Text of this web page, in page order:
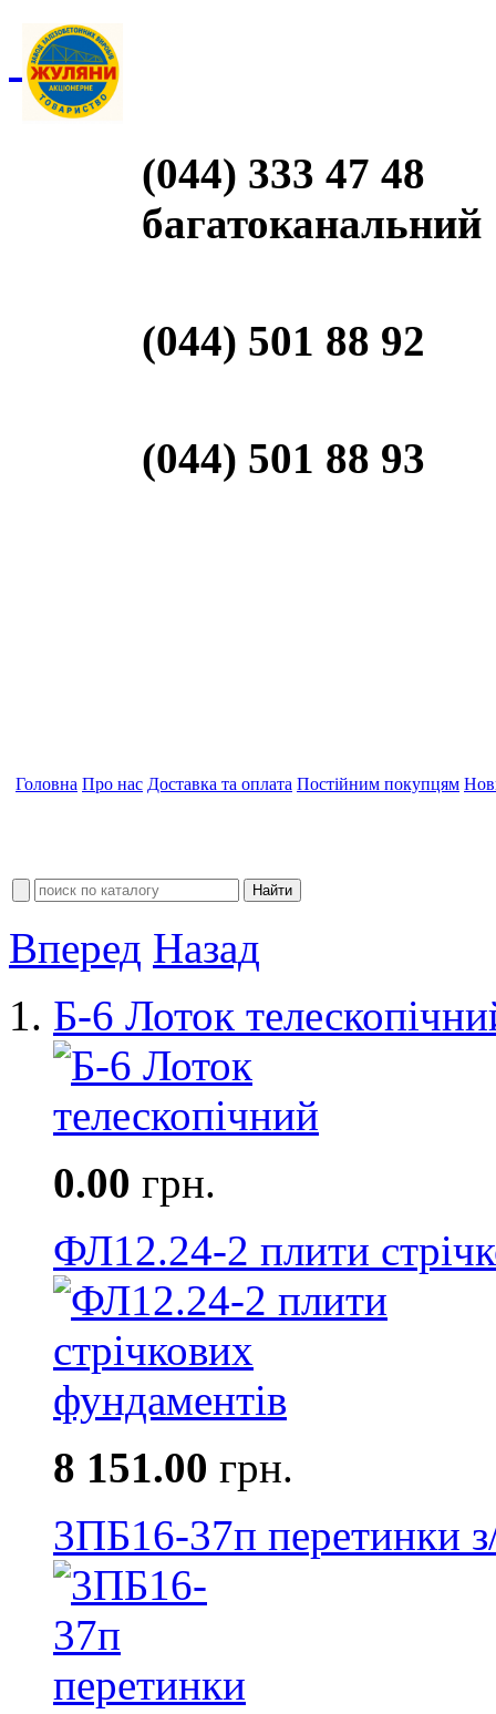
(044) 333 47 48
багатоканальний
(044) 501 88 92
(044) 501 88 93
Головна Про нас Доставка та оплата Постійним покупцям
Вперед Назад
Б-6 Лоток
0.00 грн.
ФЛ12.24-2 плити
8 151.00 грн.
3ПБ16-37п перетинки